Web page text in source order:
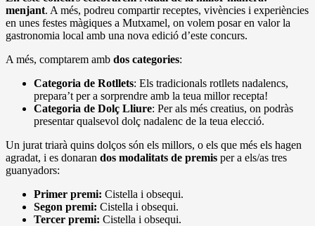
menjant. A més, podreu compartir receptes, vivències i experiències
en unes festes màgiques a Mutxamel, on volem posar en valor la
gastronomia local amb una nova edició d’este concurs.
A més, comptarem amb dos categories:
Categoria de Rotllets: Els tradicionals rotllets nadalencs,
prepara’t per a sorprendre amb la teua millor recepta!
Categoria de Dolç Lliure: Per als més creatius, on podràs
presentar qualsevol dolç nadalenc de la teua elecció.
Un jurat triarà quins dolços són els millors, o els que més els hagen
agradat, i es donaran dos modalitats de premis per a els/as tres
guanyadors:
Primer premi: Cistella i obsequi.
Segon premi: Cistella i obsequi.
Tercer premi: Cistella i obsequi.